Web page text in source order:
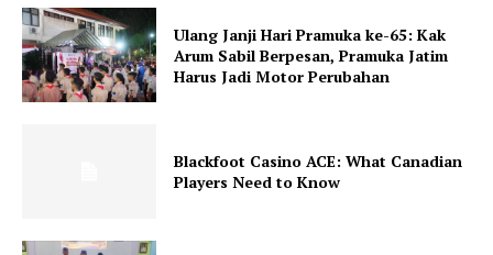
Ulang Janji Hari Pramuka ke-65: Kak
Arum Sabil Berpesan, Pramuka Jatim
Harus Jadi Motor Perubahan
Blackfoot Casino ACE: What Canadian
Players Need to Know